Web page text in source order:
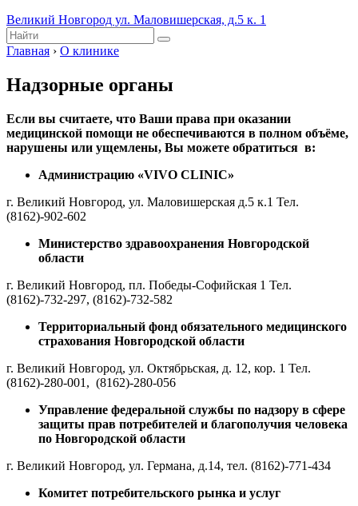
Великий Новгород ул. Маловишерская, д.5 к. 1
Главная › О клинике
Надзорные органы
Если вы считаете, что Ваши права при оказании
медицинской помощи не обеспечиваются в полном объёме,
нарушены или ущемлены, Вы можете обратиться в:
Администрацию «VIVO CLINIC»
г. Великий Новгород, ул. Маловишерская д.5 к.1 Тел.
(8162)-902-602
Министерство здравоохранения Новгородской
области
г. Великий Новгород, пл. Победы-Софийская 1 Тел.
(8162)-732-297, (8162)-732-582
Территориальный фонд обязательного медицинского
страхования Новгородской области
г. Великий Новгород, ул. Октябрьская, д. 12, кор. 1 Тел.
(8162)-280-001, (8162)-280-056
Управление федеральной службы по надзору в сфере
защиты прав потребителей и благополучия человека
по Новгородской области
г. Великий Новгород, ул. Германа, д.14, тел. (8162)-771-434
Комитет потребительского рынка и услуг